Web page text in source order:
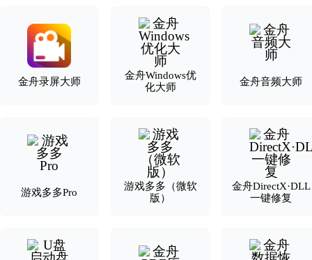
金舟录屏大师
金舟Windows优
化大师
金舟音频大师
游戏多多Pro
游戏多多（微软
版）
金舟DirectX·DLL
一键修复